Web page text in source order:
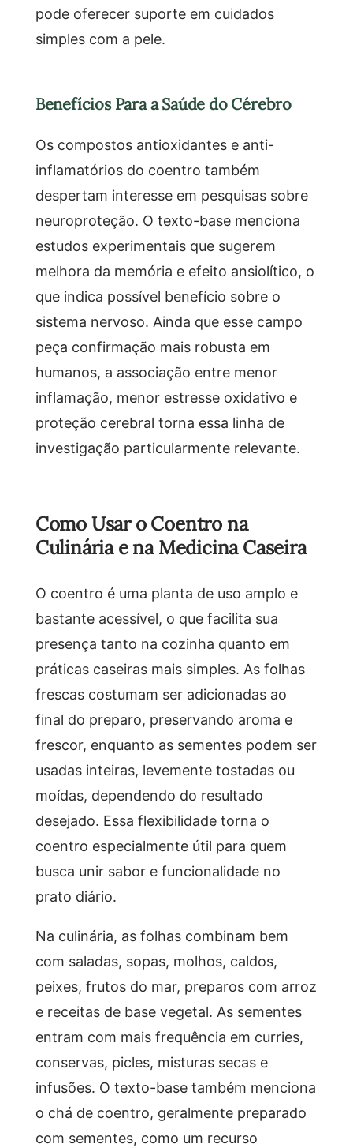
pode oferecer suporte em cuidados
simples com a pele.
Benefícios Para a Saúde do Cérebro
Os compostos antioxidantes e anti-
inflamatórios do coentro também
despertam interesse em pesquisas sobre
neuroproteção. O texto-base menciona
estudos experimentais que sugerem
melhora da memória e efeito ansiolítico, o
que indica possível benefício sobre o
sistema nervoso. Ainda que esse campo
peça confirmação mais robusta em
humanos, a associação entre menor
inflamação, menor estresse oxidativo e
proteção cerebral torna essa linha de
investigação particularmente relevante.
Como Usar o Coentro na
Culinária e na Medicina Caseira
O coentro é uma planta de uso amplo e
bastante acessível, o que facilita sua
presença tanto na cozinha quanto em
práticas caseiras mais simples. As folhas
frescas costumam ser adicionadas ao
final do preparo, preservando aroma e
frescor, enquanto as sementes podem ser
usadas inteiras, levemente tostadas ou
moídas, dependendo do resultado
desejado. Essa flexibilidade torna o
coentro especialmente útil para quem
busca unir sabor e funcionalidade no
prato diário.
Na culinária, as folhas combinam bem
com saladas, sopas, molhos, caldos,
peixes, frutos do mar, preparos com arroz
e receitas de base vegetal. As sementes
entram com mais frequência em curries,
conservas, picles, misturas secas e
infusões. O texto-base também menciona
o chá de coentro, geralmente preparado
com sementes, como um recurso